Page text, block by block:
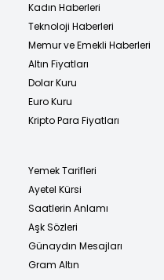
Kadın Haberleri
Teknoloji Haberleri
Memur ve Emekli Haberleri
Altın Fiyatları
Dolar Kuru
Euro Kuru
Kripto Para Fiyatları
Yemek Tarifleri
Ayetel Kürsi
Saatlerin Anlamı
Aşk Sözleri
Günaydın Mesajları
Gram Altın